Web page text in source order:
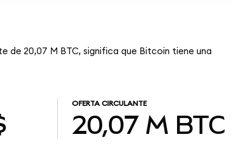
de 20,07 M BTC, significa que Bitcoin tiene una
OFERTA CIRCULANTE
20,07 M BTC